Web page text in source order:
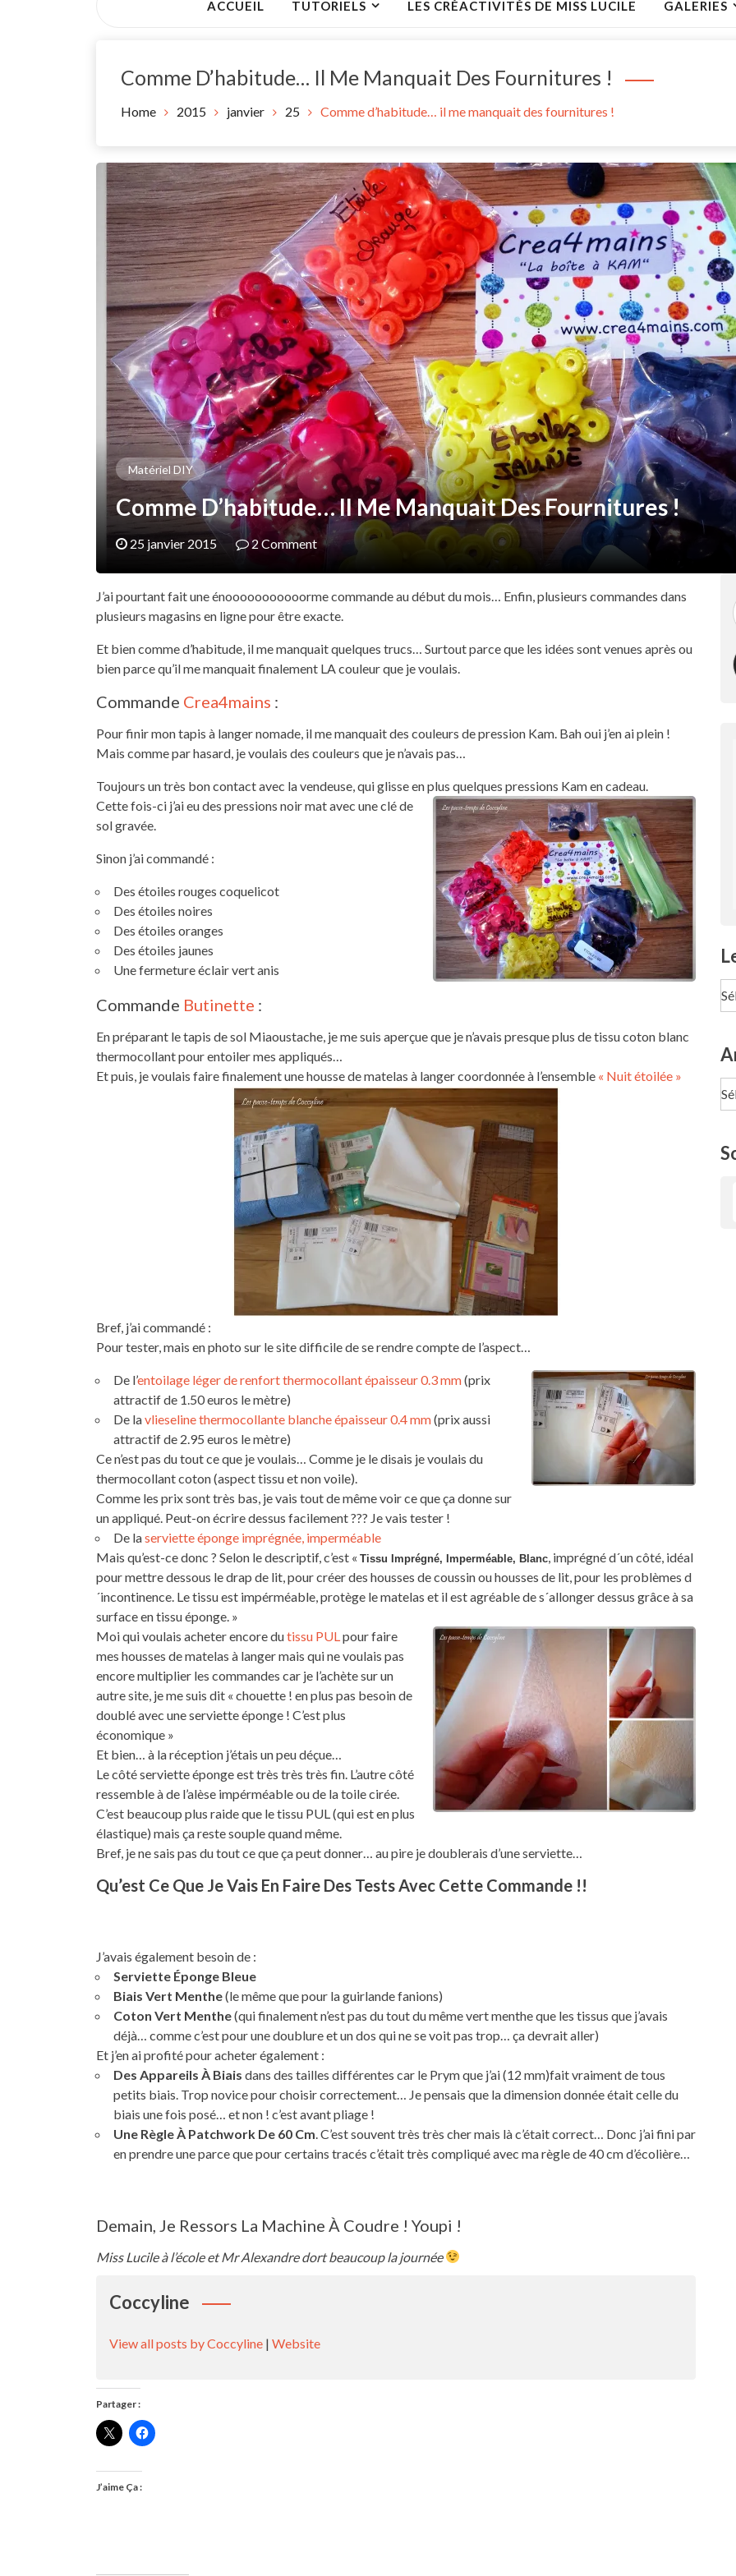
ACCUEIL TUTORIELS LES CRÉACTIVITÉS DE MISS LUCILE GALERIES
Comme D’habitude… Il Me Manquait Des Fournitures !
Home 2015 janvier 25 Comme d’habitude… il me manquait des fournitures !
Matériel DIY
Comme D’habitude… Il Me Manquait Des Fournitures !
25 janvier 2015 2 Comment
J’ai pourtant fait une énooooooooooorme commande au début du mois… Enfin, plusieurs commandes dans
plusieurs magasins en ligne pour être exacte.
Et bien comme d’habitude, il me manquait quelques trucs… Surtout parce que les idées sont venues après ou
bien parce qu’il me manquait finalement LA couleur que je voulais.
Commande Crea4mains :
Pour finir mon tapis à langer nomade, il me manquait des couleurs de pression Kam. Bah oui j’en ai plein !
Mais comme par hasard, je voulais des couleurs que je n’avais pas…
Toujours un très bon contact avec la vendeuse, qui glisse en plus quelques pressions Kam en cadeau.
Cette fois-ci j’ai eu des pressions noir mat avec une clé de
sol gravée.
Sinon j’ai commandé :
Des étoiles rouges coquelicot
Des étoiles noires
Des étoiles oranges
Des étoiles jaunes
Une fermeture éclair vert anis
Commande Butinette :
En préparant le tapis de sol Miaoustache, je me suis aperçue que je n’avais presque plus de tissu coton blanc
thermocollant pour entoiler mes appliqués…
Et puis, je voulais faire finalement une housse de matelas à langer coordonnée à l’ensemble « Nuit étoilée »
Bref, j’ai commandé :
Pour tester, mais en photo sur le site difficile de se rendre compte de l’aspect…
De l’entoilage léger de renfort thermocollant épaisseur 0.3 mm(prix
attractif de 1.50 euros le mètre)
De lavlieseline thermocollante blanche épaisseur 0.4 mm(prix aussi
attractif de 2.95 euros le mètre)
Ce n’est pas du tout ce que je voulais… Comme je le disais je voulais du
thermocollant coton (aspect tissu et non voile).
Comme les prix sont très bas, je vais tout de même voir ce que ça donne sur
un appliqué. Peut-on écrire dessus facilement ??? Je vais tester !
De laserviette éponge imprégnée, imperméable
Mais qu’est-ce donc ? Selon le descriptif, c’est « Tissu Imprégné, Imperméable, Blanc , imprégné d´un côté, idéal
pour mettre dessous le drap de lit, pour créer des housses de coussin ou housses de lit, pour les problèmes d
´incontinence. Le tissu est impérméable, protège le matelas et il est agréable de s´allonger dessus grâce à sa
surface en tissu éponge. »
Moi qui voulais acheter encore dutissu PUL pour faire
mes housses de matelas à langer mais qui ne voulais pas
encore multiplier les commandes car je l’achète sur un
autre site, je me suis dit « chouette ! en plus pas besoin de
doublé avec une serviette éponge ! C’est plus
économique »
Et bien… à la réception j’étais un peu déçue…
Le côté serviette éponge est très très très fin. L’autre côté
ressemble à de l’alèse impérméable ou de la toile cirée.
C’est beaucoup plus raide que le tissu PUL (qui est en plus
élastique) mais ça reste souple quand même.
Bref, je ne sais pas du tout ce que ça peut donner… au pire je doublerais d’une serviette…
Qu’est Ce Que Je Vais En Faire Des Tests Avec Cette Commande !!
J’avais également besoin de :
Serviette Éponge Bleue
Biais Vert Menthe(le même que pour la guirlande fanions)
Coton Vert Menthe(qui finalement n’est pas du tout du même vert menthe que les tissus que j’avais
déjà… comme c’est pour une doublure et un dos qui ne se voit pas trop… ça devrait aller)
Et j’en ai profité pour acheter également :
Des Appareils À Biais dans des tailles différentes car le Prym que j’ai (12 mm)fait vraiment de tous
petits biais. Trop novice pour choisir correctement… Je pensais que la dimension donnée était celle du
biais une fois posé… et non ! c’est avant pliage !
Une Règle À Patchwork De 60 Cm . C’est souvent très très cher mais là c’était correct… Donc j’ai fini par
en prendre une parce que pour certains tracés c’était très compliqué avec ma règle de 40 cm d’écolière…
Demain, Je Ressors La Machine À Coudre ! Youpi !
Miss Lucile à l’école et Mr Alexandre dort beaucoup la journée
Coccyline
View all posts by Coccyline | Website
Partager :
J’aime Ça :